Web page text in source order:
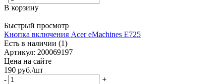
В корзину
Быстрый просмотр
Кнопка включения Acer eMachines E725
Есть в наличии (1)
Артикул: 200069197
Цена на сайте
190 руб./шт
-
+